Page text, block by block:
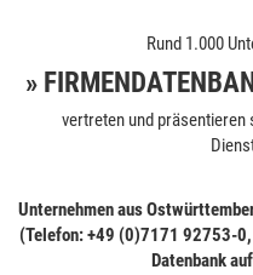
Rund 1.000
»
vertreten und
Unternehmen aus
(Telefon: +49 (0)7171 92753-0,
Datenbank